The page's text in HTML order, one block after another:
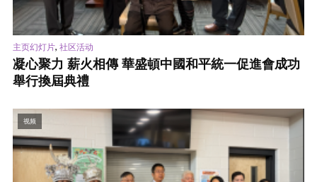
主页幻灯片, 社区活动
凝心聚力 薪火相傳 華盛頓中國和平統一促進會成功
舉行換屆典禮
视频